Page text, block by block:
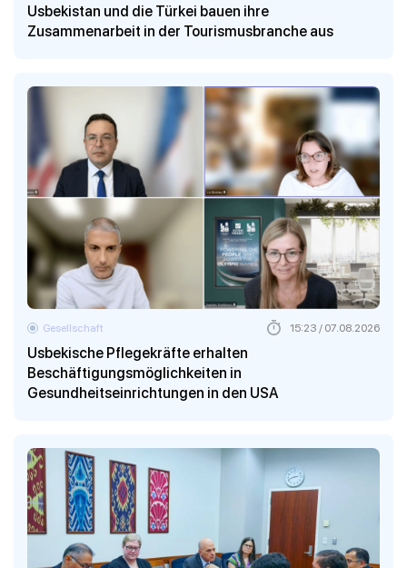
Usbekistan und die Türkei bauen ihre
Zusammenarbeit in der Tourismusbranche aus
Usbekische Pflegekräfte erhalten
Beschäftigungsmöglichkeiten in
Gesundheitseinrichtungen in den USA
Gesellschaft 15:23 / 07.08.2026